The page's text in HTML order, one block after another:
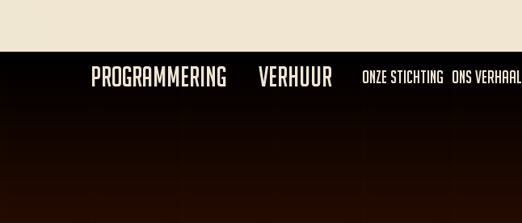
PROGRAMMERING VERHUUR ONZE STICHTING ONS VERHAAL